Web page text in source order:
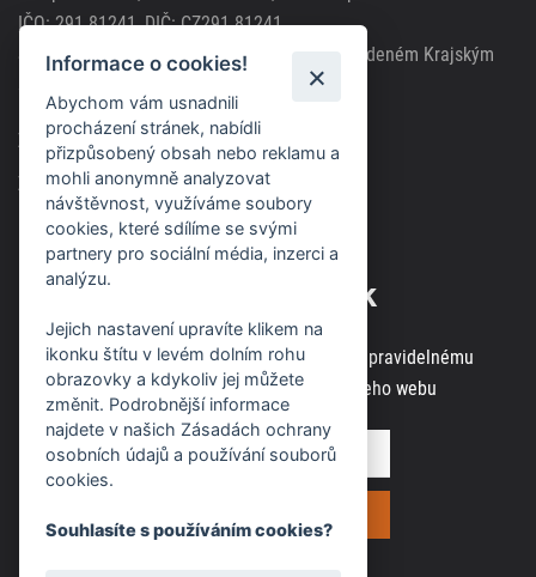
IČO: 291 81241, DIČ: CZ291 81241
Společnost zapsána v obchodním rejstříku vedeném Krajským
soudem v Brně, spisová značka C63717
Zásady použití cookies
Zásady ochrany osobních údajů
Odběr novinek
Zaregistrujte svou e-mailovou adresu k pravidelnému
odběru aktuálních informací z našeho webu
Informace o cookies!
Abychom vám usnadnili
procházení stránek, nabídli
přizpůsobený obsah nebo reklamu a
mohli anonymně analyzovat
návštěvnost, využíváme soubory
cookies, které sdílíme se svými
partnery pro sociální média, inzerci a
analýzu.
Jejich nastavení upravíte klikem na
ikonku štítu v levém dolním rohu
obrazovky a kdykoliv jej můžete
změnit. Podrobnější informace
najdete v našich Zásadách ochrany
osobních údajů a používání souborů
cookies.
Souhlasíte s používáním cookies?